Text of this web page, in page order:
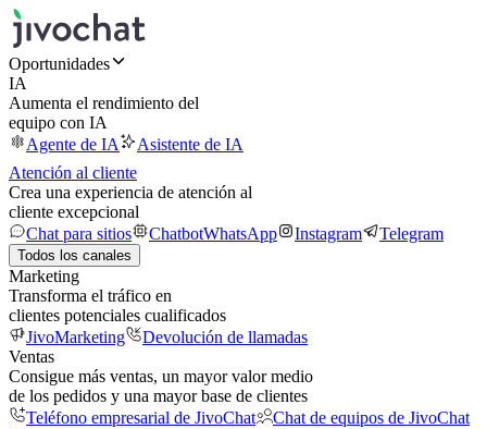
Oportunidades
IA
Aumenta el rendimiento del
equipo con IA
Agente de IA
Asistente de IA
Atención al cliente
Crea una experiencia de atención al
cliente excepcional
Chat para sitios
ChatbotWhatsApp Instagram Telegram
Todos los canales
Marketing
Transforma el tráfico en
clientes potenciales cualificados
JivoMarketing
Devolución de llamadas
Ventas
Consigue más ventas, un mayor valor medio
de los pedidos y una mayor base de clientes
Teléfono empresarial de JivoChat
Chat de equipos de JivoChat